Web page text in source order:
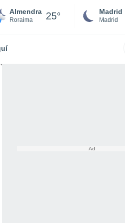
Almendra
Roraima 25° Madrid
Madrid